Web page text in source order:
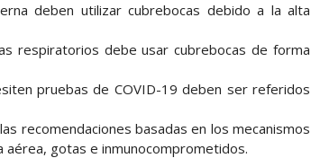
deben utilizar cubrebocas debido a la alta
respiratorios debe usar cubrebocas de forma
pruebas de COVID-19 deben ser referidos
recomendaciones basadas en los mecanismos
aérea, gotas e inmunocomprometidos.